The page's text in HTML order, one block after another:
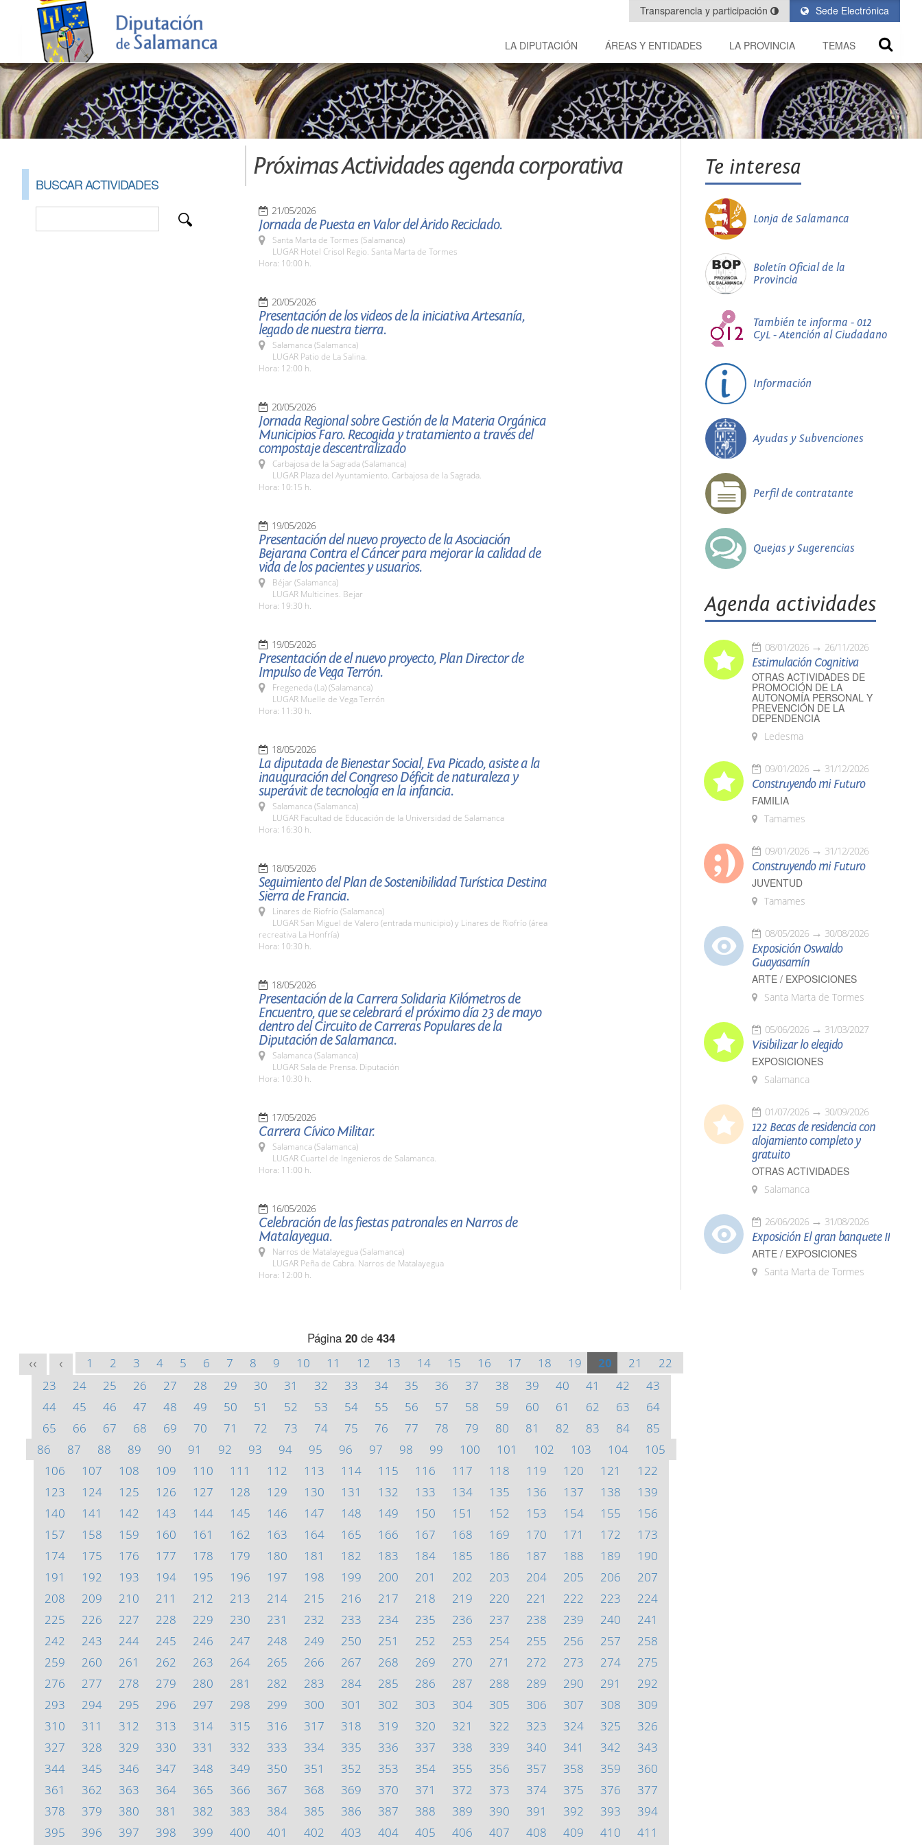
Sede Electrónica
Transparencia y participación
LA DIPUTACIÓN ÁREAS Y ENTIDADES LA PROVINCIA TEMAS
BUSCAR ACTIVIDADES
Próximas Actividades agenda corporativa
21/05/2026
Jornada de Puesta en Valor del Árido Reciclado.
Santa Marta de Tormes (Salamanca)
LUGAR Hotel Crisol Regio. Santa Marta de Tormes
Hora: 10:00 h.
20/05/2026
Presentación de los videos de la iniciativa Artesanía,
legado de nuestra tierra.
Salamanca (Salamanca)
LUGAR Patio de La Salina.
Hora: 12:00 h.
20/05/2026
Jornada Regional sobre Gestión de la Materia Orgánica
Municipios Faro. Recogida y tratamiento a través del
compostaje descentralizado
Carbajosa de la Sagrada (Salamanca)
LUGAR Plaza del Ayuntamiento. Carbajosa de la Sagrada.
Hora: 10:15 h.
19/05/2026
Presentación del nuevo proyecto de la Asociación
Bejarana Contra el Cáncer para mejorar la calidad de
vida de los pacientes y usuarios.
Béjar (Salamanca)
LUGAR Multicines. Bejar
Hora: 19:30 h.
19/05/2026
Presentación de el nuevo proyecto, Plan Director de
Impulso de Vega Terrón.
Fregeneda (La) (Salamanca)
LUGAR Muelle de Vega Terrón
Hora: 11:30 h.
18/05/2026
La diputada de Bienestar Social, Eva Picado, asiste a la
inauguración del Congreso Déficit de naturaleza y
superávit de tecnología en la infancia.
Salamanca (Salamanca)
LUGAR Facultad de Educación de la Universidad de Salamanca
Hora: 16:30 h.
18/05/2026
Seguimiento del Plan de Sostenibilidad Turística Destina
Sierra de Francia.
Linares de Riofrío (Salamanca)
LUGAR San Miguel de Valero (entrada municipio) y Linares de Riofrío (área
recreativa La Honfría)
Hora: 10:30 h.
18/05/2026
Presentación de la Carrera Solidaria Kilómetros de
Encuentro, que se celebrará el próximo día 23 de mayo
dentro del Circuito de Carreras Populares de la
Diputación de Salamanca.
Salamanca (Salamanca)
LUGAR Sala de Prensa. Diputación
Hora: 10:30 h.
17/05/2026
Carrera Cívico Militar.
Salamanca (Salamanca)
LUGAR Cuartel de Ingenieros de Salamanca.
Hora: 11:00 h.
16/05/2026
Celebración de las fiestas patronales en Narros de
Matalayegua.
Narros de Matalayegua (Salamanca)
LUGAR Peña de Cabra. Narros de Matalayegua
Hora: 12:00 h.
Página 20 de 434
<< < 1 2 3 4 5 6 7 8 9 10 11 12 13 14 15 16 17 18 19 20 21
22
23
24 25 26 27 28 29 30 31 32 33 34 35 36 37 38 39 40 41 42
43
44
45 46 47 48 49 50 51 52 53 54 55 56 57 58 59 60 61 62 63
64
65
66 67 68 69 70 71 72 73 74 75 76 77 78 79 80 81 82 83 84
85
86
87 88 89 90 91 92 93 94 95 96 97 98 99 100 101 102 103 104
105
106
107 108 109 110 111 112 113 114 115 116 117 118 119 120 121
122
123
124 125 126 127 128 129 130 131 132 133 134 135 136 137 138
139
140
141 142 143 144 145 146 147 148 149 150 151 152 153 154 155
156
157
158 159 160 161 162 163 164 165 166 167 168 169 170 171 172
173
174
175 176 177 178 179 180 181 182 183 184 185 186 187 188 189
190
191
192 193 194 195 196 197 198 199 200 201 202 203 204 205 206
207
208
209 210 211 212 213 214 215 216 217 218 219 220 221 222 223
224
225
226 227 228 229 230 231 232 233 234 235 236 237 238 239 240
241
242
243 244 245 246 247 248 249 250 251 252 253 254 255 256 257
258
259
260 261 262 263 264 265 266 267 268 269 270 271 272 273 274
275
276
277 278 279 280 281 282 283 284 285 286 287 288 289 290 291
292
293
294 295 296 297 298 299 300 301 302 303 304 305 306 307 308
309
310
311 312 313 314 315 316 317 318 319 320 321 322 323 324 325
326
327
328 329 330 331 332 333 334 335 336 337 338 339 340 341 342
343
344
345 346 347 348 349 350 351 352 353 354 355 356 357 358 359
360
361
362 363 364 365 366 367 368 369 370 371 372 373 374 375 376
377
378
379 380 381 382 383 384 385 386 387 388 389 390 391 392 393
394
395
396 397 398 399 400 401 402 403 404 405 406 407 408 409 410 411
Te interesa
Lonja de Salamanca
Boletín Oficial de la
Provincia
También te informa - 012
CyL - Atención al Ciudadano
Información
Ayudas y Subvenciones
Perfil de contratante
Quejas y Sugerencias
Agenda actividades
08/01/2026 26/11/2026
Estimulación Cognitiva
OTRAS ACTIVIDADES DE
PROMOCIÓN DE LA
AUTONOMÍA PERSONAL Y
PREVENCIÓN DE LA
DEPENDENCIA
Ledesma
09/01/2026 31/12/2026
Construyendo mi Futuro
FAMILIA
Tamames
09/01/2026 31/12/2026
Construyendo mi Futuro
JUVENTUD
Tamames
08/05/2026 30/08/2026
Exposición Oswaldo
Guayasamín
ARTE / EXPOSICIONES
Santa Marta de Tormes
05/06/2026 31/03/2027
Visibilizar lo elegido
EXPOSICIONES
Salamanca
01/07/2026 30/09/2026
122 Becas de residencia con
alojamiento completo y
gratuito
OTRAS ACTIVIDADES
Salamanca
26/06/2026 31/08/2026
Exposición El gran banquete II
ARTE / EXPOSICIONES
Santa Marta de Tormes